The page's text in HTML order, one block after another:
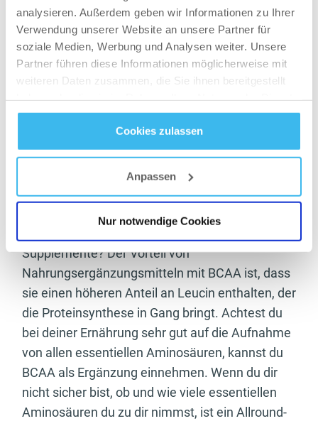
analysieren. Außerdem geben wir Informationen zu Ihrer
Verwendung unserer Website an unsere Partner für
soziale Medien, Werbung und Analysen weiter. Unsere
Partner führen diese Informationen möglicherweise mit
weiteren Daten zusammen, die Sie ihnen bereitgestellt
gesammelt haben.
Datenschutz- undCookie-Richtlinien
Cookies zulassen
Anpassen
Nur notwendige Cookies
EAAs und BCAAs:
Vergleich der Wirkung
Zu der Kategorie EAA gehören alle neun
essentiellen Aminosäuren, während es bei
BCAA drei der essentiellenAminosäurensind.
Um eine Muskelproteinsynthese zu erreichen
und einen Aufbau einzuleiten, ist das
Zusammenspiel aller Aminosäuren wichtig.
Supplemente? Der Vorteil von
Nahrungsergänzungsmitteln mit BCAA ist, dass
sie einen höheren Anteil an Leucin enthalten, der
die Proteinsynthese in Gang bringt. Achtest du
bei deiner Ernährung sehr gut auf die Aufnahme
von allen essentiellen Aminosäuren, kannst du
BCAA als Ergänzung einnehmen. Wenn du dir
nicht sicher bist, ob und wie viele essentiellen
Aminosäuren du zu dir nimmst, ist ein Allround-